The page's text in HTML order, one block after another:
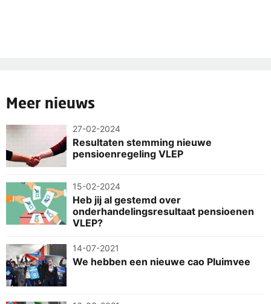
Meer nieuws
27-02-2024
Resultaten stemming nieuwe
pensioenregeling VLEP
15-02-2024
Heb jij al gestemd over
onderhandelingsresultaat pensioenen
VLEP?
14-07-2021
We hebben een nieuwe cao Pluimvee